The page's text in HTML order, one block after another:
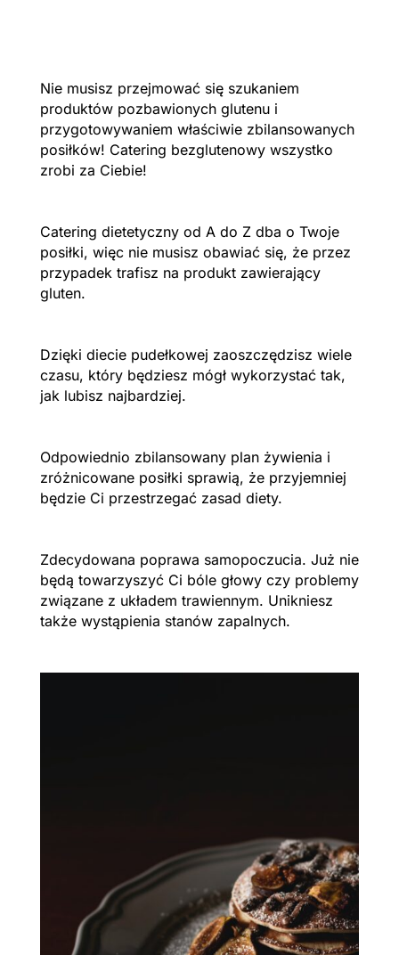
Nie musisz przejmować się szukaniem
produktów pozbawionych glutenu i
przygotowywaniem właściwie zbilansowanych
posiłków! Catering bezglutenowy wszystko
zrobi za Ciebie!
Catering dietetyczny od A do Z dba o Twoje
posiłki, więc nie musisz obawiać się, że przez
przypadek trafisz na produkt zawierający
gluten.
Dzięki diecie pudełkowej zaoszczędzisz wiele
czasu, który będziesz mógł wykorzystać tak,
jak lubisz najbardziej.
Odpowiednio zbilansowany plan żywienia i
zróżnicowane posiłki sprawią, że przyjemniej
będzie Ci przestrzegać zasad diety.
Zdecydowana poprawa samopoczucia. Już nie
będą towarzyszyć Ci bóle głowy czy problemy
związane z układem trawiennym. Unikniesz
także wystąpienia stanów zapalnych.